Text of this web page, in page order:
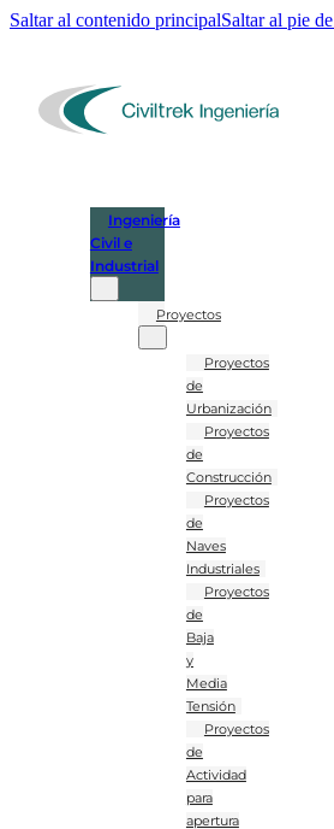
Saltar al contenido principalSaltar al pie
Ingeniería
Civil e
Industrial
Proyectos
Proyectos
de
Urbanización
Proyectos
de
Construcción
Proyectos
de
Naves
Industriales
Proyectos
de
Baja
y
Media
Tensión
Proyectos
de
Actividad
para
apertura